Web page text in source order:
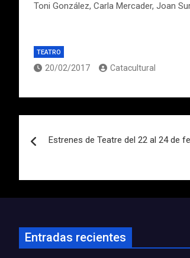
Toni González, Carla Mercader, Joan
TEATRO
20/02/2017 Catacultural
de
entradas
Estrenes de Teatre del 22 al 24 de
Entradas recientes